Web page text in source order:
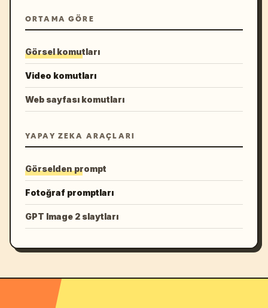
ORTAMA GÖRE
Görsel komutları
Video komutları
Web sayfası komutları
YAPAY ZEKA ARAÇLARI
Görselden prompt
Fotoğraf promptları
GPT Image 2 slaytları